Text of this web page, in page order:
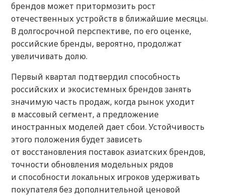
брендов может притормозить рост
отечественных устройств в ближайшие месяцы.
В долгосрочной перспективе, по его оценке,
российские бренды, вероятно, продолжат
увеличивать долю.
Первый квартал подтвердил способность
российских и экосистемных брендов занять
значимую часть продаж, когда рынок уходит
в массовый сегмент, а предложение
иностранных моделей дает сбои. Устойчивость
этого положения будет зависеть
от восстановления поставок азиатских брендов,
точности обновления модельных рядов
и способности локальных игроков удерживать
покупателя без дополнительной ценовой